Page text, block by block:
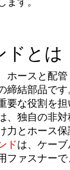
ます。
ドとは
ホースと配
締結部品で
要な役割を
、独自の非対
力とホース
ドは、ケー
ファスナー